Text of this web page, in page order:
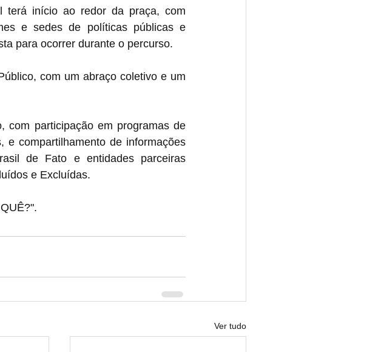
terá início ao redor da praça, com
e sedes de políticas públicas e
para ocorrer durante o percurso.
com um abraço coletivo e um
com participação em programas de
e compartilhamento de informações
de Fato e entidades parceiras
e Excluídas.
Ver tudo